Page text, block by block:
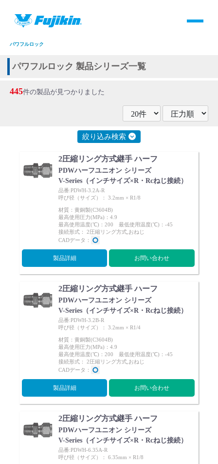
バルブ・継手・システムを探す
製品カタログダウンロード
サポート
よくあるご質問(FAQ)・用語集
Cv値・流量計算ツール
製品動画一覧
バルブと継手のきほん
説明会・講習会
Corporate Blog
採用情報
パワフルロック
パワフルロック 製品シリーズ一覧
445件の製品が見つかりました
絞り込み検索
2圧縮リング方式継手 ハーフ
PDWハーフユニオン シリーズ
V-Series（インチサイズ×R・Rcねじ接続）
品番:PDWH-3.2A-R
呼び径（サイズ）： 3.2mm × R1/8
材質：黄銅製(C3604B)
最高使用圧力(MPa)：4.9
最高使用温度(℃)：200 最低使用温度(℃)：-45
接続形式： 2圧縮リング方式,おねじ
CADデータ：
製品詳細 お問い合わせ
2圧縮リング方式継手 ハーフ
PDWハーフユニオン シリーズ
V-Series（インチサイズ×R・Rcねじ接続）
品番:PDWH-3.2B-R
呼び径（サイズ）： 3.2mm × R1/4
材質：黄銅製(C3604B)
最高使用圧力(MPa)：4.9
最高使用温度(℃)：200 最低使用温度(℃)：-45
接続形式： 2圧縮リング方式,おねじ
CADデータ：
製品詳細 お問い合わせ
2圧縮リング方式継手 ハーフ
PDWハーフユニオン シリーズ
V-Series（インチサイズ×R・Rcねじ接続）
品番:PDWH-6.35A-R
呼び径（サイズ）： 6.35mm × R1/8